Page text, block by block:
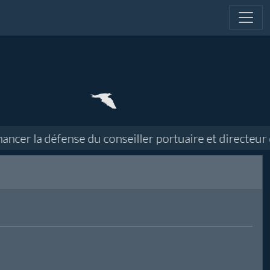
la défense du conseiller portuaire et directeur